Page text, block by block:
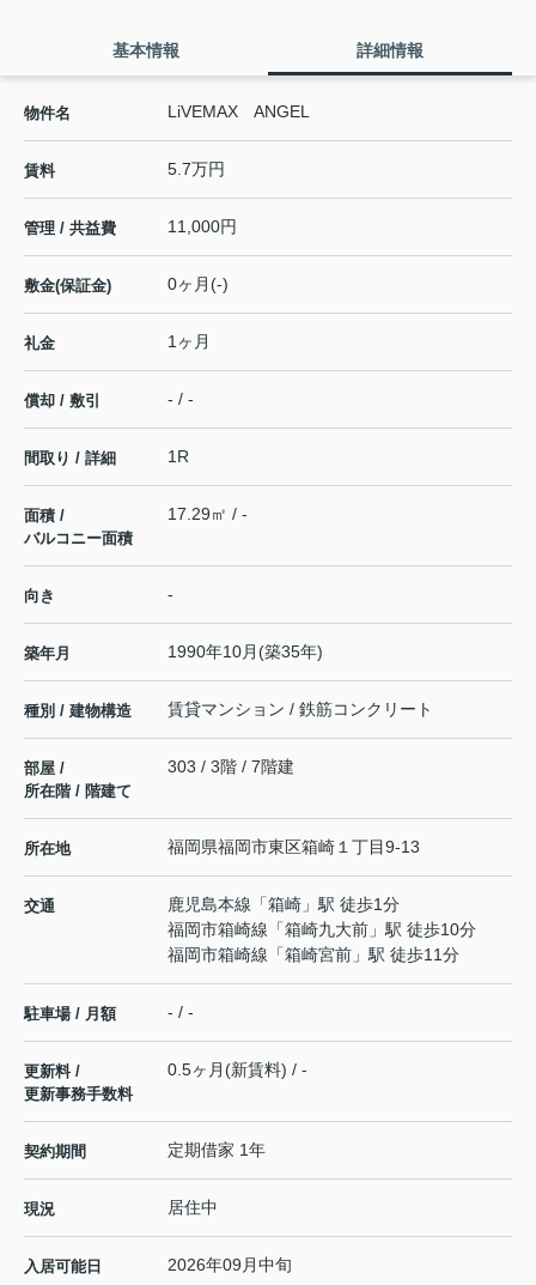
基本情報 詳細情報
物件名 LiVEMAX ANGEL
賃料 5.7万円
管理 / 共益費 11,000円
敷金(保証金) 0ヶ月(-)
礼金 1ヶ月
償却 / 敷引 - / -
間取り / 詳細 1R
面積 /
バルコニー面積
17.29㎡ / -
向き -
築年月 1990年10月(築35年)
種別 / 建物構造 賃貸マンション / 鉄筋コンクリート
部屋 /
所在階 / 階建て
303 / 3階 / 7階建
所在地 福岡県福岡市東区箱崎 １丁目9-13
交通 鹿児島本線 「箱崎 」駅 徒歩1分
福岡市箱崎線 「箱崎九大前 」駅 徒歩10分
福岡市箱崎線 「箱崎宮前 」駅 徒歩11分
駐車場 / 月額 - / -
更新料 /
更新事務手数料
0.5ヶ月(新賃料) / -
契約期間 定期借家 1年
現況 居住中
入居可能日 2026年09月中旬